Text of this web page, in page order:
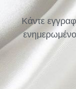
Κάντε